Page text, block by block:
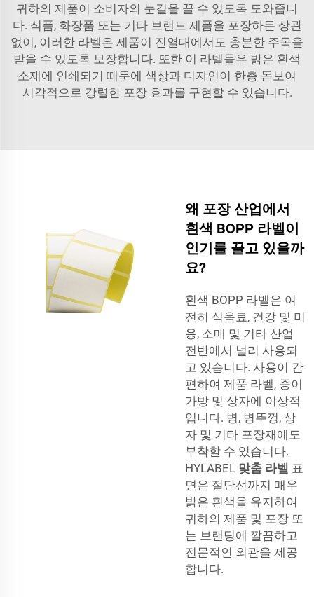
귀하의 제품이 소비자의 눈길을 끌 수 있도록 도와줍니
다. 식품, 화장품 또는 기타 브랜드 제품을 포장하든 상관
없이, 이러한 라벨은 제품이 진열대에서도 충분한 주목을
받을 수 있도록 보장합니다. 또한 이 라벨들은 밝은 흰색
소재에 인쇄되기 때문에 색상과 디자인이 한층 돋보여
시각적으로 강렬한 포장 효과를 구현할 수 있습니다.
왜 포장 산업에서
흰색 BOPP 라벨이
인기를 끌고 있을까
요?
흰색 BOPP 라벨은 여
전히 식음료, 건강 및 미
용, 소매 및 기타 산업
전반에서 널리 사용되
고 있습니다. 사용이 간
편하여 제품 라벨, 종이
가방 및 상자에 이상적
입니다. 병, 병뚜껑, 상
자 및 기타 포장재에도
부착할 수 있습니다.
HYLABEL 맞춤 라벨 표
면은 절단선까지 매우
밝은 흰색을 유지하여
귀하의 제품 및 포장 또
는 브랜딩에 깔끔하고
전문적인 외관을 제공
합니다.